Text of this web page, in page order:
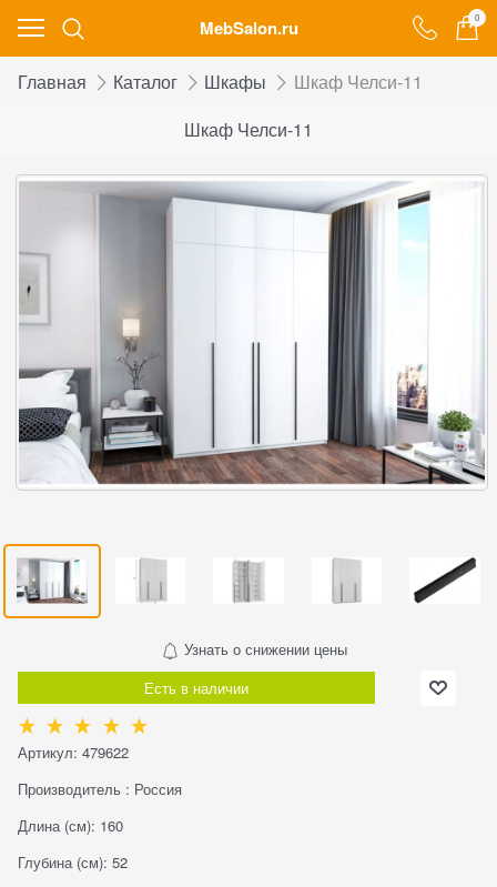
MebSalon.ru 0
Главная Каталог Шкафы
Шкаф Челси-11
Шкаф Челси-11
Узнать о снижении цены
Есть в наличии
Артикул: 479622
Производитель : Россия
Длина (см): 160
Глубина (см): 52